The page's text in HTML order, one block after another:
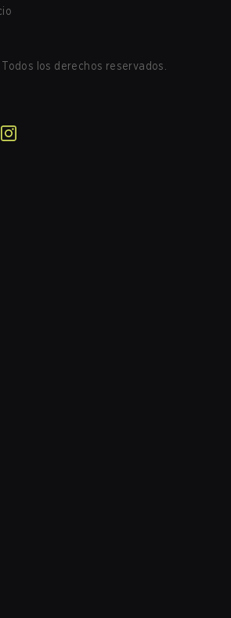
los derechos reservados.